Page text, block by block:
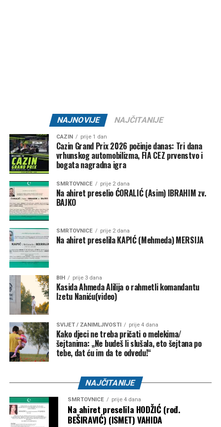
NAJNOVIJE NAJČITANIJE
CAZIN prije 1 dan
Cazin Grand Prix 2026 počinje danas: Tri dana
vrhunskog automobilizma, FIA CEZ prvenstvo i
bogata nagradna igra
SMRTOVNICE prije 2 dana
Na ahiret preselio ĆORALIĆ (Asim) IBRAHIM zv.
BAJKO
SMRTOVNICE prije 2 dana
Na ahiret preselila KAPIĆ (Mehmeda) MERSIJA
BIH prije 3 dana
Kasida Ahmeda Alilija o rahmetli komandantu
Izetu Naniću(video)
SVIJET / ZANIMLJIVOSTI prije 4 dana
Kako djeci ne treba pričati o melekima/
šejtanima: „Ne budeš li slušala, eto šejtana po
tebe, dat ću im da te odvedu!“
NAJČITANIJE
SMRTOVNICE prije 4 dana
Na ahiret preselila HODŽIĆ (rođ.
BEŠIRAVIĆ) (ISMET) VAHIDA